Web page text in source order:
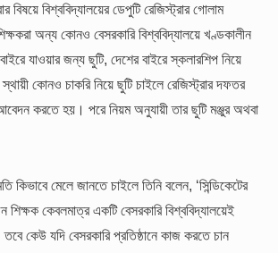
বিষয়ে বিশ্ববিদ্যালয়ের ডেপুটি রেজিস্ট্রার গোলাম
অন্য কোনও বেসরকারি বিশ্ববিদ্যালয়ে খণ্ডকালীন
যাওয়ার জন্য ছুটি, দেশের বাইরে স্কলারশিপ নিয়ে
কোনও চাকরি নিয়ে ছুটি চাইলে রেজিস্ট্রার দফতর
করতে হয়। পরে নিয়ম অনুযায়ী তার ছুটি মঞ্জুর অথবা
কিভাবে মেলে জানতে চাইলে তিনি বলেন, ‘সিন্ডিকেটের
কেবলমাত্র একটি বেসরকারি বিশ্ববিদ্যালয়েই
কেউ যদি বেসরকারি প্রতিষ্ঠানে কাজ করতে চান